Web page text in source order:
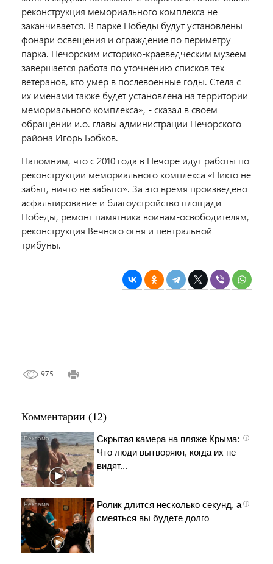
реконструкция мемориального комплекса не
заканчивается. В парке Победы будут установлены
фонари освещения и ограждение по периметру
парка. Печорским историко-краеведческим музеем
завершается работа по уточнению списков тех
ветеранов, кто умер в послевоенные годы. Стела с
их именами также будет установлена на территории
мемориального комплекса», - сказал в своем
обращении и.о. главы администрации Печорского
района Игорь Бобков.
Напомним, что с 2010 года в Печоре идут работы по
реконструкции мемориального комплекса «Никто не
забыт, ничто не забыто». За это время произведено
асфальтирование и благоустройство площади
Победы, ремонт памятника воинам-освободителям,
реконструкция Вечного огня и центральной
трибуны.
975
Комментарии (12)
i
Скрытая камера на пляже Крыма:
Что люди вытворяют, когда их не
видят...
i
Ролик длится несколько секунд, а
смеяться вы будете долго